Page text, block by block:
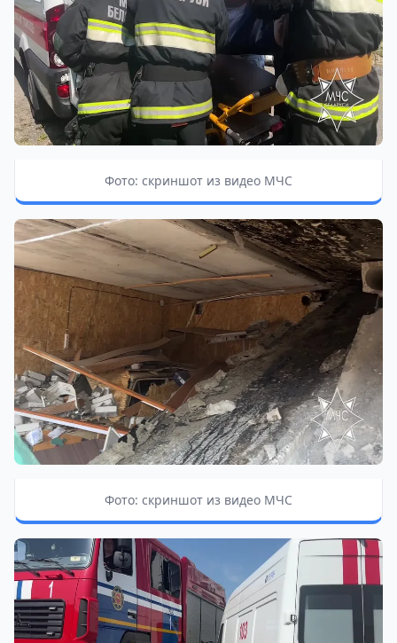
Фото: скриншот из видео МЧС
Фото: скриншот из видео МЧС